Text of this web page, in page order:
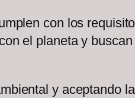
con los
el planeta y
y aceptando